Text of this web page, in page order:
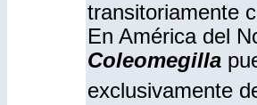
transitoriamente
En América del
Coleomegilla
exclusivamente